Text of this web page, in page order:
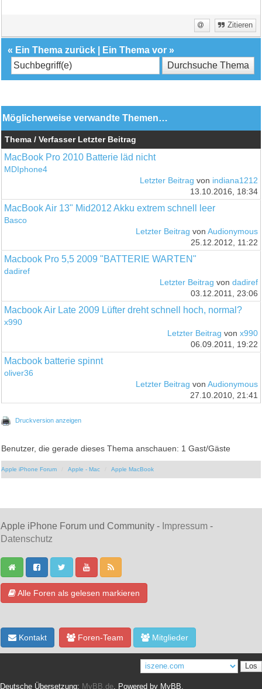
Zitieren
« Ein Thema zurück Ein Thema vor »
Möglicherweise verwandte Themen…
Thema / Verfasser Letzter Beitrag
MacBook Pro 2010 Batterie läd nicht
MDIphone4
Letzter Beitrag von indiana1212
13.10.2016, 18:34
MacBook Air 13" Mid2012 Akku extrem schnell leer
Basco
Letzter Beitrag von Audionymous
25.12.2012, 11:22
Macbook Pro 5,5 2009 "BATTERIE WARTEN"
dadiref
Letzter Beitrag von dadiref
03.12.2011, 23:06
Macbook Air Late 2009 Lüfter dreht schnell hoch, normal?
x990
Letzter Beitrag von x990
06.09.2011, 19:22
Macbook batterie spinnt
oliver36
Letzter Beitrag von Audionymous
27.10.2010, 21:41
Druckversion anzeigen
Benutzer, die gerade dieses Thema anschauen: 1 Gast/Gäste
Apple iPhone Forum Apple - Mac Apple MacBook
Apple iPhone Forum und Community - Impressum -
Datenschutz
Alle Foren als gelesen markieren
Kontakt Foren-Team Mitglieder
Deutsche Übersetzung: MyBB.de , Powered by MyBB